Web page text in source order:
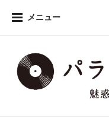
メニュー